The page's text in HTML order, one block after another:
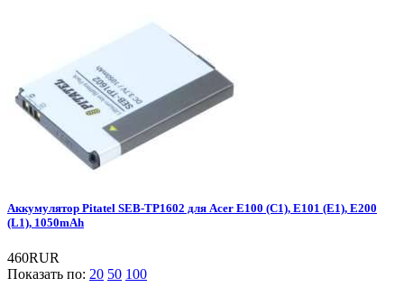
Аккумулятор Pitatel SEB-TP1602 для Acer E100 (C1), E101 (E1), E200
(L1), 1050mAh
460RUR
Показать по: 20 50 100